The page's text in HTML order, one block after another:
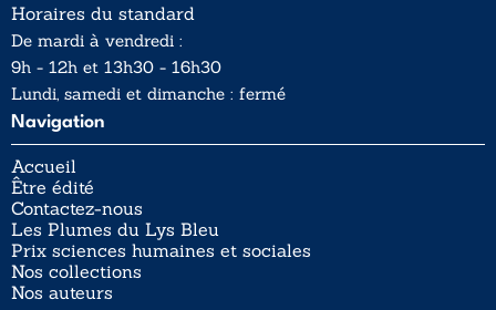
Horaires du standard
De mardi à vendredi :
9h - 12h et 13h30 - 16h30
Lundi, samedi et dimanche : fermé
Navigation
Accueil
Être édité
Contactez-nous
Les Plumes du Lys Bleu
Prix sciences humaines et sociales
Nos collections
Nos auteurs